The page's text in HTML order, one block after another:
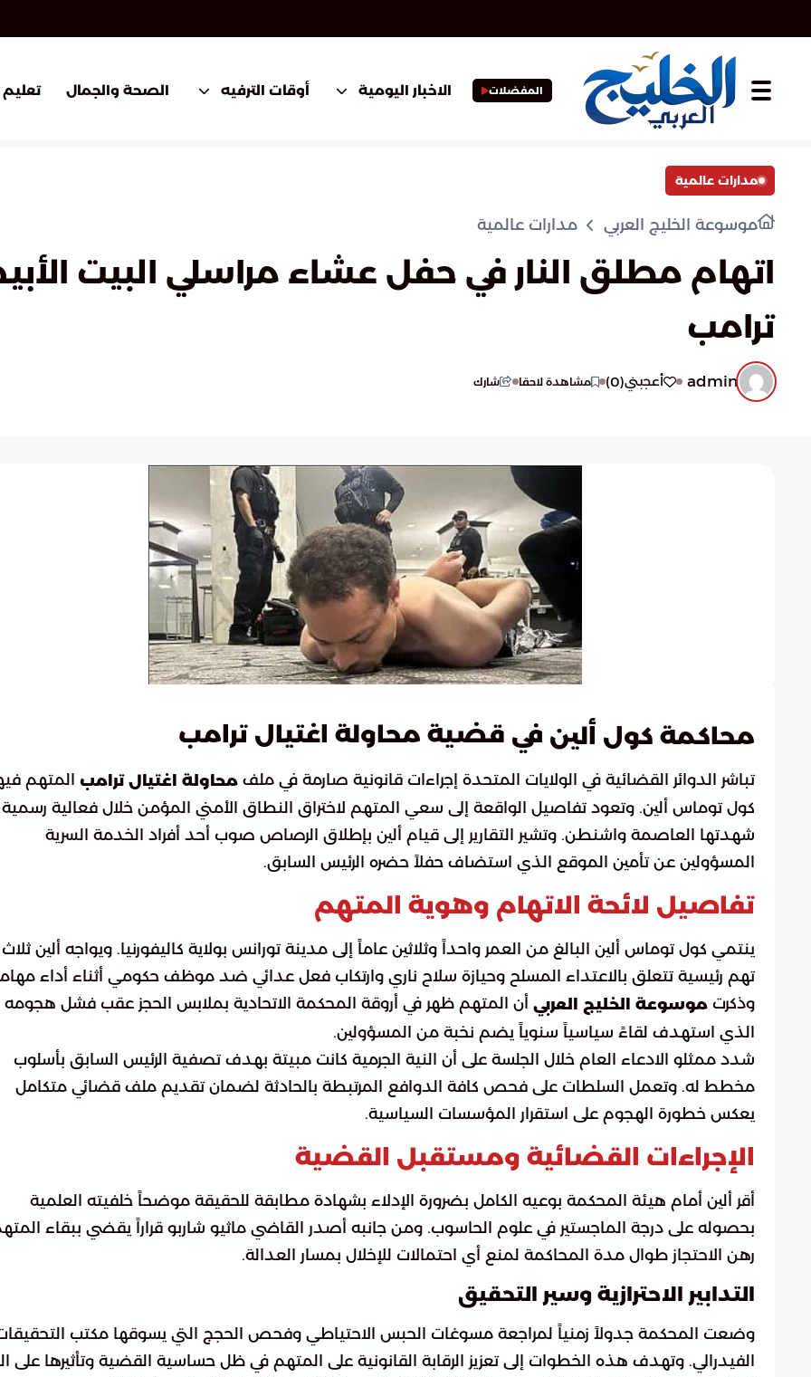
المفضلات الاخبار اليومية أوقات الترفيه الصحة والجمال تعليم
مدارات عالمية
موسوعة الخليج العربي مدارات عالمية
اتهام مطلق النار في حفل عشاء مراسلي البيت
ترامب
admin أعجبني(
0
) مشاهدة لاحقا شارك
محاكمة كول ألين في قضية محاولة اغتيال ترامب
تباشر الدوائر القضائية في الولايات المتحدة إجراءات قانونية صارمة في ملف محاولة اغتيال ترامب المتهم
كول توماس ألين. وتعود تفاصيل الواقعة إلى سعي المتهم لاختراق النطاق الأمني المؤمن خلال فعالية رسمية
شهدتها العاصمة واشنطن. وتشير التقارير إلى قيام ألين بإطلاق الرصاص صوب أحد أفراد الخدمة السرية
المسؤولين عن تأمين الموقع الذي استضاف حفلاً حضره الرئيس السابق.
تفاصيل لائحة الاتهام وهوية المتهم
ينتمي كول توماس ألين البالغ من العمر واحداً وثلاثين عاماً إلى مدينة تورانس بولاية كاليفورنيا. ويواجه ألين ثلاث
تهم رئيسية تتعلق بالاعتداء المسلح وحيازة سلاح ناري وارتكاب فعل عدائي ضد موظف حكومي أثناء أداء
وذكرت موسوعة الخليج العربي أن المتهم ظهر في أروقة المحكمة الاتحادية بملابس الحجز عقب فشل هجومه
الذي استهدف لقاءً سياسياً سنوياً يضم نخبة من المسؤولين.
شدد ممثلو الادعاء العام خلال الجلسة على أن النية الجرمية كانت مبيتة بهدف تصفية الرئيس السابق بأسلوب
مخطط له. وتعمل السلطات على فحص كافة الدوافع المرتبطة بالحادثة لضمان تقديم ملف قضائي متكامل
يعكس خطورة الهجوم على استقرار المؤسسات السياسية.
الإجراءات القضائية ومستقبل القضية
أقر ألين أمام هيئة المحكمة بوعيه الكامل بضرورة الإدلاء بشهادة مطابقة للحقيقة موضحاً خلفيته العلمية
بحصوله على درجة الماجستير في علوم الحاسوب. ومن جانبه أصدر القاضي ماثيو شاربو قراراً يقضي ببقاء
رهن الاحتجاز طوال مدة المحاكمة لمنع أي احتمالات للإخلال بمسار العدالة.
التدابير الاحترازية وسير التحقيق
وضعت المحكمة جدولاً زمنياً لمراجعة مسوغات الحبس الاحتياطي وفحص الحجج التي يسوقها مكتب
الفيدرالي. وتهدف هذه الخطوات إلى تعزيز الرقابة القانونية على المتهم في ظل حساسية القضية وتأثيرها على